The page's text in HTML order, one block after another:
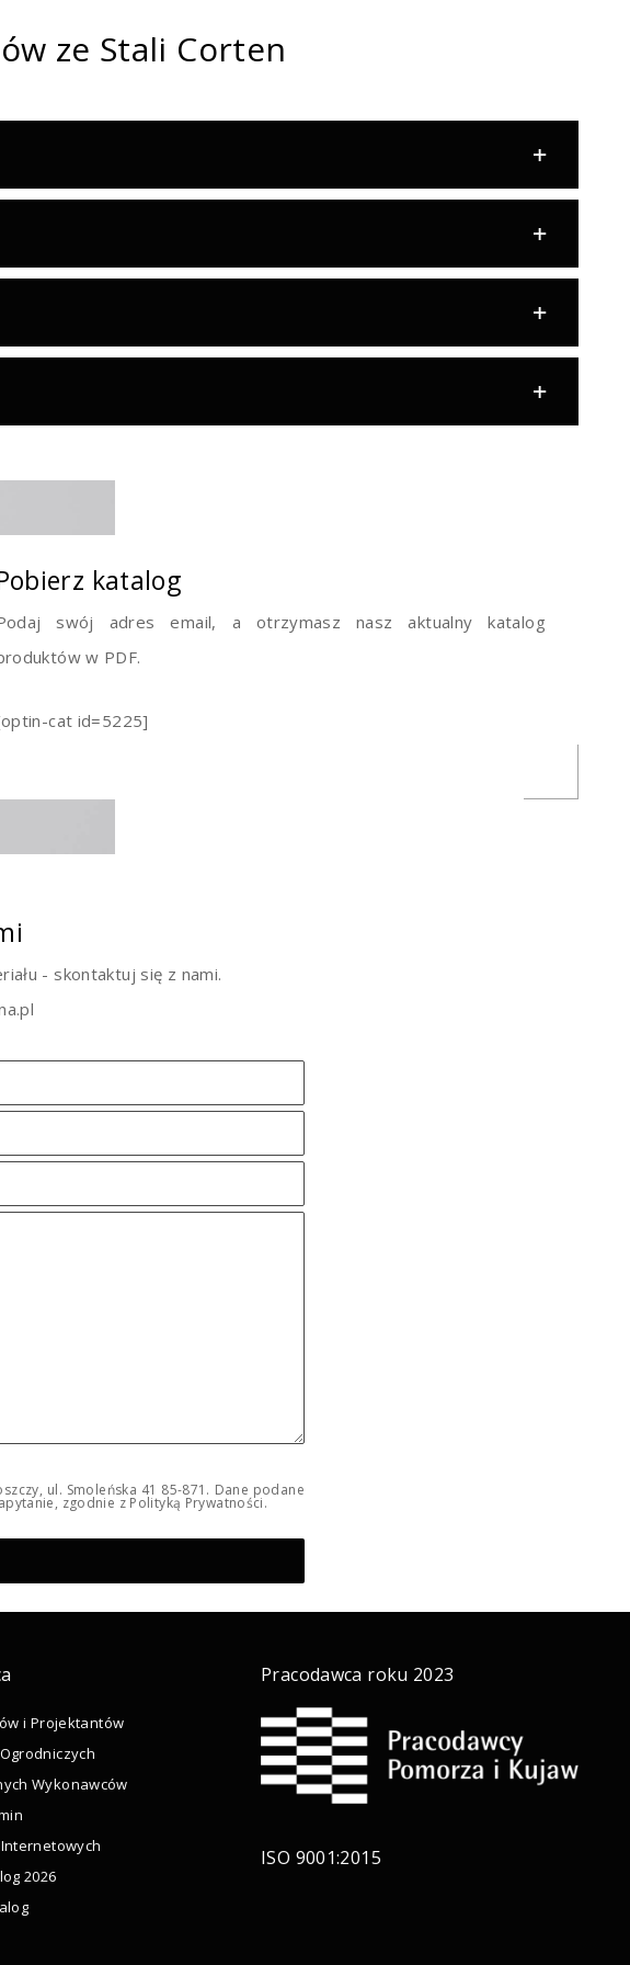
ze Stali Corten
katalog
swój adres email, a otrzymasz nasz aktualny katalog
w PDF.
cat id=5225]
- skontaktuj się z nami.
ul. Smoleńska 41 85-871. Dane podane
zgodnie z Polityką Prywatności.
i Projektantów
Wykonawców
2026
Pracodawca roku 2023
ISO 9001:2015